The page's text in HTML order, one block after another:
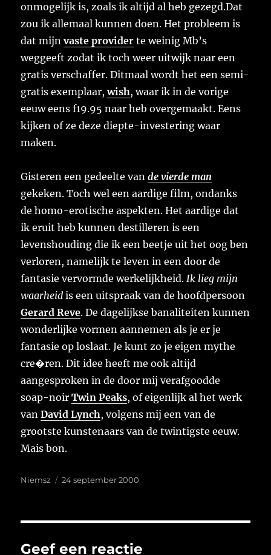
onmogelijk is, zoals ik altijd al heb gezegd.Dat
zou ik allemaal kunnen doen. Het probleem is
dat mijnvaste provider te weinig Mb’s
weggeeft zodat ik toch weer uitwijk naar een
gratis verschaffer. Ditmaal wordt het een semi-
gratis exemplaar,wish, waar ik in de vorige
eeuw eens f19.95 naar heb overgemaakt. Eens
kijken of ze deze diepte-investering waar
maken.
Gisteren een gedeelte vande vierde man
gekeken. Toch wel een aardige film, ondanks
de homo-erotische aspekten. Het aardige dat
ik eruit heb kunnen destilleren is een
levenshouding die ik een beetje uit het oog ben
verloren, namelijk te leven in een door de
fantasie vervormde werkelijkheid.Ik lieg mijn
waarheid is een uitspraak van de hoofdpersoon
Gerard Reve. De dagelijkse banaliteiten kunnen
wonderlijke vormen aannemen als je er je
fantasie op loslaat. Je kunt zo je eigen mythe
cre�ren. Dit idee heeft me ook altijd
aangesproken in de door mij verafgoodde
soap-noirTwin Peaks, of eigenlijk al het werk
vanDavid Lynch, volgens mij een van de
grootste kunstenaars van de twintigste eeuw.
Mais bon.
Auteur
Niemsz
Geplaatst
24 september 2000
Geef een reactie